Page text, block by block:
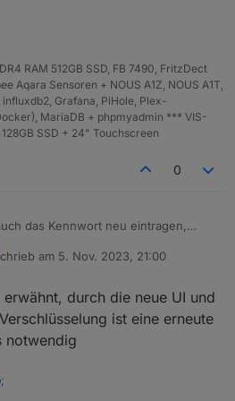
RAM 512GB SSD, FB 7490, FritzDect
Aqara Sensoren + NOUS A1Z, NOUS A1T,
Grafana, PiHole, Plex-
MariaDB + phpmyadmin *** VIS-
SSD + 24" Touchscreen
0
das Kennwort neu eintragen,
Ich denke, bei mir lag es daran,
hatte.
am 5. Nov. 2023, 21:00
editiert von
durch die neue UI und
ist eine erneute
notwendig
;